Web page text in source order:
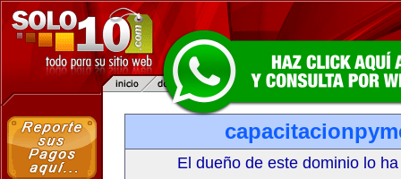
El dueño de este dominio lo